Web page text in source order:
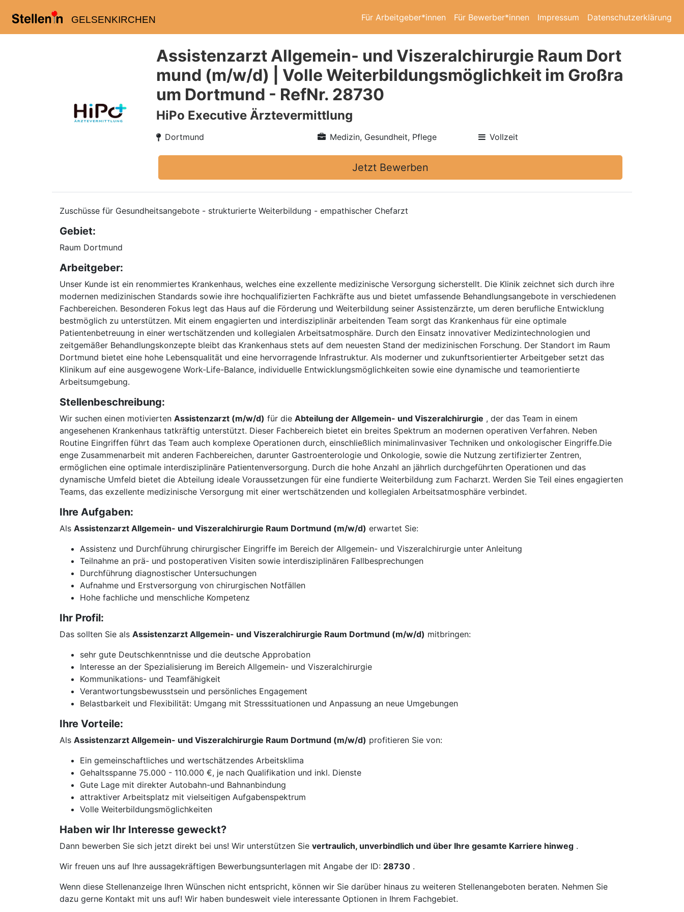
GELSENKIRCHEN Für Arbeitgeber*innen Für Bewerber*innen Impressum Datenschutzerklärung
Assistenzarzt Allgemein- und Viszeralchirurgie Raum Dort
mund (m/w/d) | Volle Weiterbildungsmöglichkeit im Großra
um Dortmund - RefNr. 28730
HiPo Executive Ärztevermittlung
Dortmund Medizin, Gesundheit, Pflege Vollzeit
Jetzt Bewerben
Zuschüsse für Gesundheitsangebote - strukturierte Weiterbildung - empathischer Chefarzt
Gebiet:
Raum Dortmund
Arbeitgeber:
Unser Kunde ist ein renommiertes Krankenhaus, welches eine exzellente medizinische Versorgung sicherstellt. Die Klinik zeichnet sich durch ihre
modernen medizinischen Standards sowie ihre hochqualifizierten Fachkräfte aus und bietet umfassende Behandlungsangebote in verschiedenen
Fachbereichen. Besonderen Fokus legt das Haus auf die Förderung und Weiterbildung seiner Assistenzärzte, um deren berufliche Entwicklung
bestmöglich zu unterstützen. Mit einem engagierten und interdisziplinär arbeitenden Team sorgt das Krankenhaus für eine optimale
Patientenbetreuung in einer wertschätzenden und kollegialen Arbeitsatmosphäre. Durch den Einsatz innovativer Medizintechnologien und
zeitgemäßer Behandlungskonzepte bleibt das Krankenhaus stets auf dem neuesten Stand der medizinischen Forschung. Der Standort im Raum
Dortmund bietet eine hohe Lebensqualität und eine hervorragende Infrastruktur. Als moderner und zukunftsorientierter Arbeitgeber setzt das
Klinikum auf eine ausgewogene Work-Life-Balance, individuelle Entwicklungsmöglichkeiten sowie eine dynamische und teamorientierte
Arbeitsumgebung.
Stellenbeschreibung:
Wir suchen einen motivierten Assistenzarzt (m/w/d) für die Abteilung der Allgemein- und Viszeralchirurgie , der das Team in einem
angesehenen Krankenhaus tatkräftig unterstützt. Dieser Fachbereich bietet ein breites Spektrum an modernen operativen Verfahren. Neben
Routine Eingriffen führt das Team auch komplexe Operationen durch, einschließlich minimalinvasiver Techniken und onkologischer Eingriffe.Die
enge Zusammenarbeit mit anderen Fachbereichen, darunter Gastroenterologie und Onkologie, sowie die Nutzung zertifizierter Zentren,
ermöglichen eine optimale interdisziplinäre Patientenversorgung. Durch die hohe Anzahl an jährlich durchgeführten Operationen und das
dynamische Umfeld bietet die Abteilung ideale Voraussetzungen für eine fundierte Weiterbildung zum Facharzt. Werden Sie Teil eines engagierten
Teams, das exzellente medizinische Versorgung mit einer wertschätzenden und kollegialen Arbeitsatmosphäre verbindet.
Ihre Aufgaben:
Als Assistenzarzt Allgemein- und Viszeralchirurgie Raum Dortmund (m/w/d) erwartet Sie:
Assistenz und Durchführung chirurgischer Eingriffe im Bereich der Allgemein- und Viszeralchirurgie unter Anleitung
Teilnahme an prä- und postoperativen Visiten sowie interdisziplinären Fallbesprechungen
Durchführung diagnostischer Untersuchungen
Aufnahme und Erstversorgung von chirurgischen Notfällen
Hohe fachliche und menschliche Kompetenz
Ihr Profil:
Das sollten Sie als Assistenzarzt Allgemein- und Viszeralchirurgie Raum Dortmund (m/w/d) mitbringen:
sehr gute Deutschkenntnisse und die deutsche Approbation
Interesse an der Spezialisierung im Bereich Allgemein- und Viszeralchirurgie
Kommunikations- und Teamfähigkeit
Verantwortungsbewusstsein und persönliches Engagement
Belastbarkeit und Flexibilität: Umgang mit Stresssituationen und Anpassung an neue Umgebungen
Ihre Vorteile:
Als Assistenzarzt Allgemein- und Viszeralchirurgie Raum Dortmund (m/w/d) profitieren Sie von:
Ein gemeinschaftliches und wertschätzendes Arbeitsklima
Gehaltsspanne 75.000 - 110.000 €, je nach Qualifikation und inkl. Dienste
Gute Lage mit direkter Autobahn-und Bahnanbindung
attraktiver Arbeitsplatz mit vielseitigen Aufgabenspektrum
Volle Weiterbildungsmöglichkeiten
Haben wir Ihr Interesse geweckt?
Dann bewerben Sie sich jetzt direkt bei uns! Wir unterstützen Sie vertraulich, unverbindlich und über Ihre gesamte Karriere hinweg .
Wir freuen uns auf Ihre aussagekräftigen Bewerbungsunterlagen mit Angabe der ID: 28730 .
Wenn diese Stellenanzeige Ihren Wünschen nicht entspricht, können wir Sie darüber hinaus zu weiteren Stellenangeboten beraten. Nehmen Sie
dazu gerne Kontakt mit uns auf! Wir haben bundesweit viele interessante Optionen in Ihrem Fachgebiet.